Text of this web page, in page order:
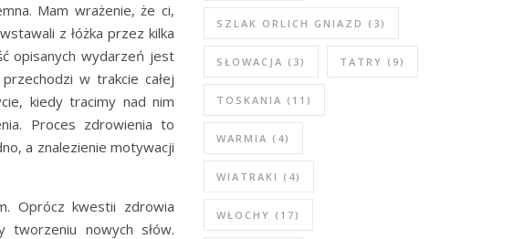
Mam wrażenie, że ci,
z łóżka przez kilka
opisanych wydarzeń jest
w trakcie całej
kiedy tracimy nad nim
Proces zdrowienia to
a znalezienie motywacji
Oprócz kwestii zdrowia
nowych słów.
SZLAK ORLICH GNIAZD (3)
SŁOWACJA (3) TATRY (9)
TOSKANIA (11)
WARMIA (4)
WIATRAKI (4)
WŁOCHY (17)